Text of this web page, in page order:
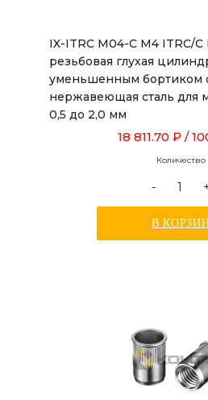
IX-ITRC M04-C M4 ITRC/C
резьбовая глухая
уменьшенным бортиком
нержавеющая сталь для
0,5 до 2,0 мм
18 811.70 ₽ /
Количество
-
В